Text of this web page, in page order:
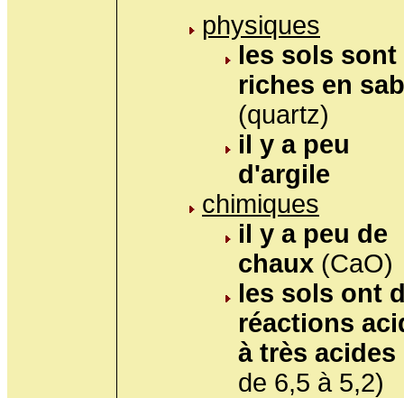
physiques
les sols sont
riches en
(quartz)
il y a peu
d'argile
chimiques
il y a peu de
chaux (CaO)
les sols ont
réactions
à très acides
de 6,5 à 5,2)